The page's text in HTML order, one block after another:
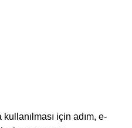
için adım, e-